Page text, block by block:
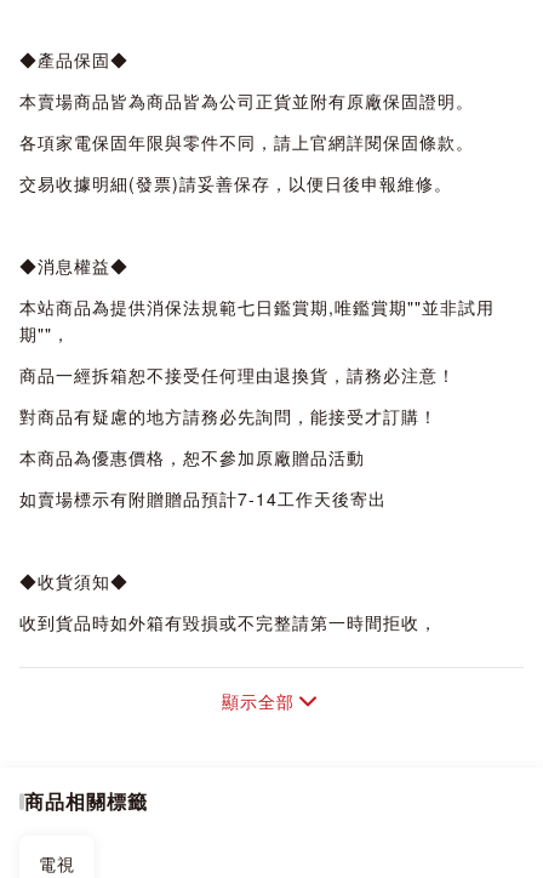
◆產品保固◆
本賣場商品皆為商品皆為公司正貨並附有原廠保固證明。
各項家電保固年限與零件不同，請上官網詳閱保固條款。
交易收據明細(發票)請妥善保存，以便日後申報維修。
◆消息權益◆
本站商品為提供消保法規範七日鑑賞期,唯鑑賞期""並非試用
期""，
商品一經拆箱恕不接受任何理由退換貨，請務必注意！
對商品有疑慮的地方請務必先詢問，能接受才訂購！
本商品為優惠價格，恕不參加原廠贈品活動
如賣場標示有附贈贈品預計7-14工作天後寄出
◆收貨須知◆
收到貨品時如外箱有毀損或不完整請第一時間拒收，
一經收貨，購買人即須負保管責任，
本店有7天猶豫期，7日過後商品若有問題即進入原廠保固狀
退換貨須知：
商品到貨隔日享7天鑑賞(猶豫)期之權益【鑑賞(猶豫)期非試用
顯示全部
商品相關標籤
電視